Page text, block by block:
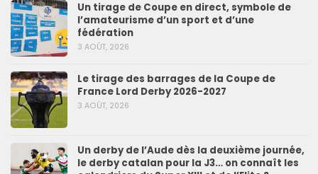
Un tirage de Coupe en direct, symbole de
l’amateurisme d’un sport et d’une
fédération
3 AOÛT, 2026
Le tirage des barrages de la Coupe de
France Lord Derby 2026-2027
3 AOÛT, 2026
Un derby de l’Aude dès la deuxième journée,
le derby catalan pour la J3… on connaît les